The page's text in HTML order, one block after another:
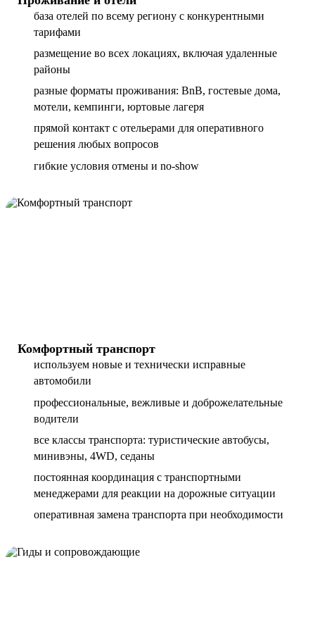
база отелей по всему региону с конкурентными
тарифами
размещение во всех локациях, включая удаленные
районы
разные форматы проживания: BnB, гостевые дома,
мотели, кемпинги, юртовые лагеря
прямой контакт с отельерами для оперативного
решения любых вопросов
гибкие условия отмены и no-show
Комфортный транспорт
используем новые и технически исправные
автомобили
профессиональные, вежливые и доброжелательные
водители
все классы транспорта: туристические автобусы,
минивэны, 4WD, седаны
постоянная координация с транспортными
менеджерами для реакции на дорожные ситуации
оперативная замена транспорта при необходимости